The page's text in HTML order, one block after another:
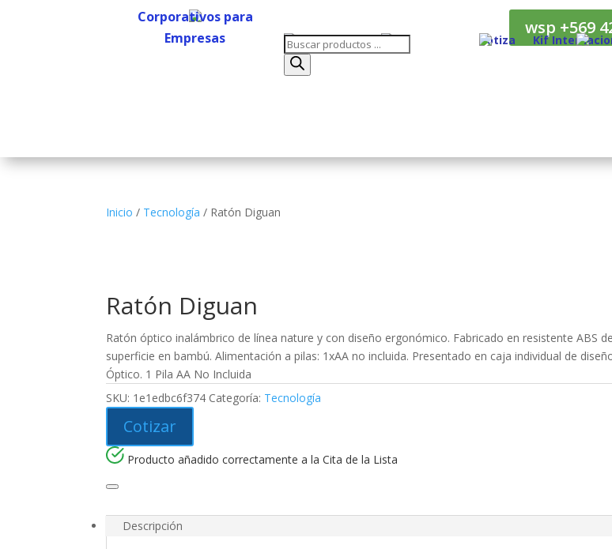
Corporativos para
Empresas
wsp +569
Cotiza Kif
Búsqueda
de
productos
Inicio / Tecnología / Ratón Diguan
Ratón Diguan
Ratón óptico inalámbrico de línea nature y con diseño ergonómico. Fabricado en resistente ABS
superficie en bambú. Alimentación a pilas: 1xAA no incluida. Presentado en caja individual de
Óptico. 1 Pila AA No Incluida
SKU: 1e1edbc6f374 Categoría: Tecnología
Cotizar
Producto añadido correctamente a la Cita de la Lista
Descripción